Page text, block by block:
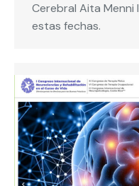
Cerebral Aita
estas fechas.